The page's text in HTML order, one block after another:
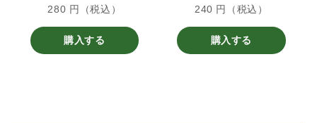
280 円（税込）
購入する
240 円（税込）
購入する